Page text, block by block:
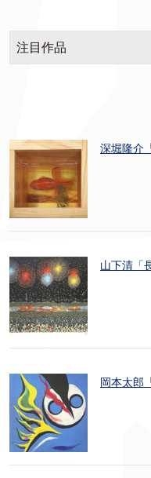
注目作品
深堀隆介
山下清「
岡本太郎